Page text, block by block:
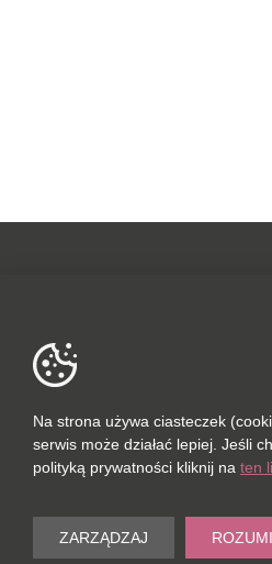
Wyczyść
SOCIAL MEDIA
DANE FIRMOWE
© 2023
PORT-REAL ESTATE SP. Z O.O.
Na strona używa ciasteczek
serwis może działać lepiej. Jeśli
polityką prywatności kliknij na ten
ZARZĄDZAJ